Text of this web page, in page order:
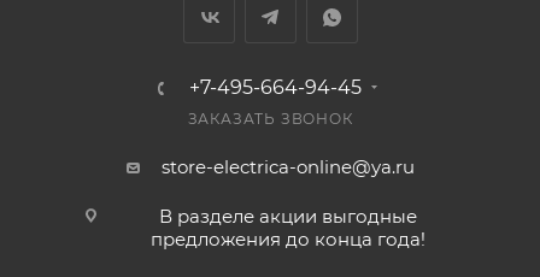
+7-495-664-94-45
ЗАКАЗАТЬ ЗВОНОК
store-electrica-online@ya.ru
В разделе акции выгодные
предложения до конца года!